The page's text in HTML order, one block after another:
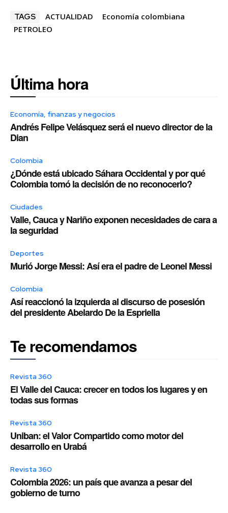
TAGS ACTUALIDAD
Economía colombiana
PETROLEO
Última hora
Economía, finanzas y negocios
Andrés Felipe Velásquez será el nuevo director de la
Dian
Colombia
¿Dónde está ubicado Sáhara Occidental y por qué
Colombia tomó la decisión de no reconocerlo?
Ciudades
Valle, Cauca y Nariño exponen necesidades de cara a
la seguridad
Deportes
Murió Jorge Messi: Así era el padre de Leonel Messi
Colombia
Así reaccionó la izquierda al discurso de posesión
del presidente Abelardo De la Espriella
Te recomendamos
Revista 360
El Valle del Cauca: crecer en todos los lugares y en
todas sus formas
Revista 360
Uniban: el Valor Compartido como motor del
desarrollo en Urabá
Revista 360
Colombia 2026: un país que avanza a pesar del
gobierno de turno